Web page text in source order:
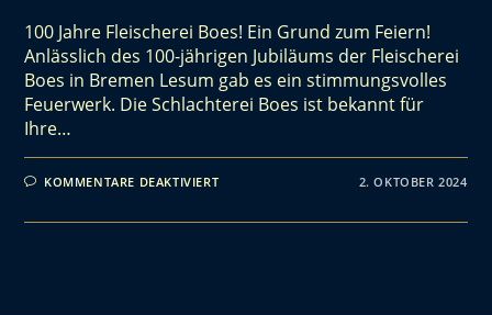
100 Jahre Fleischerei Boes! Ein Grund zum Feiern!
Anlässlich des 100-jährigen Jubiläums der Fleischerei
Boes in Bremen Lesum gab es ein stimmungsvolles
Feuerwerk. Die Schlachterei Boes ist bekannt für
Ihre…
KOMMENTARE DEAKTIVIERT 2. OKTOBER 2024